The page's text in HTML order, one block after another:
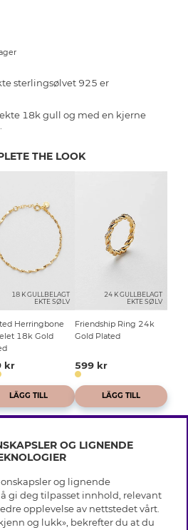
sterlingsølvet 925 er
18k gull og med en kjerne
THE LOOK
18 K GULLBELAGT
EKTE SØLV
Herringbone
18k Gold
kr
LÄGG TILL
24 K GULLBELAGT
EKTE SØLV
Friendship Ring 24k
Gold Plated
599 kr
LÄGG TILL
INFO
Vilkår
OG LIGNENDE
og lignende
gi deg tilpasset innhold, relevant
opplevelse av nettstedet vårt.
og lukk», bekrefter du at du